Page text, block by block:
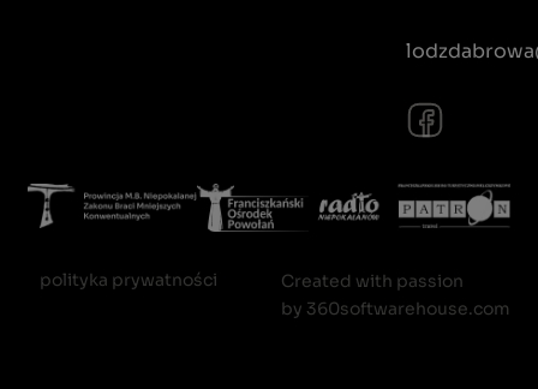
polityka prywatności
Created with passion
by 360softwarehouse.com